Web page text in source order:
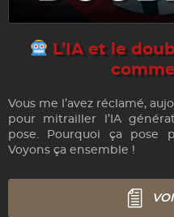
L’IA et le
Vous me l’avez réclamé,
pour mitrailler l’IA
pose. Pourquoi ça pose
Voyons ça ensemble !